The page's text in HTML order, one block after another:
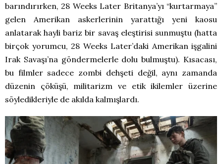
barındırırken, 28 Weeks Later Britanya’yı “kurtarmaya”
gelen Amerikan askerlerinin yarattığı yeni kaosu
anlatarak hayli bariz bir savaş eleştirisi sunmuştu (hatta
birçok yorumcu, 28 Weeks Later’daki Amerikan işgalini
Irak Savaşı’na göndermelerle dolu bulmuştu). Kısacası,
bu filmler sadece zombi dehşeti değil, aynı zamanda
düzenin çöküşü, militarizm ve etik ikilemler üzerine
söyledikleriyle de akılda kalmışlardı.